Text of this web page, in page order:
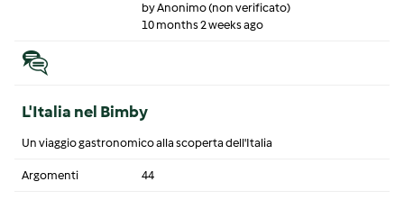
byAnonimo (non verificato)
10 months 2 weeks ago
L'Italia nel Bimby
Un viaggio gastronomico alla scoperta dell'Italia
Argomenti 44